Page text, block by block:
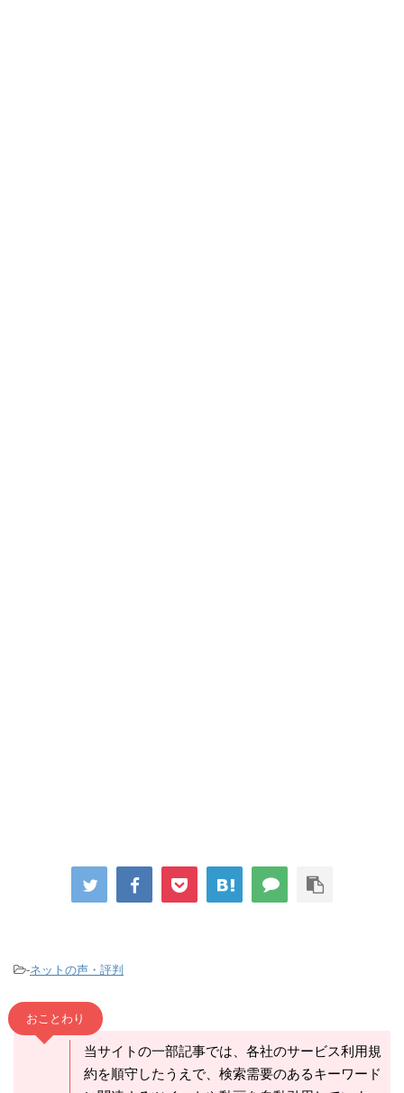
-ネットの声・評判
おことわり
当サイトの一部記事では、各社のサービス利用規
約を順守したうえで、検索需要のあるキーワード